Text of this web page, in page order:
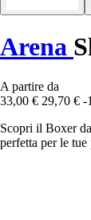
Arena
A partire da
33,00 € 29,70 € -
Scopri il Boxer
perfetta per le